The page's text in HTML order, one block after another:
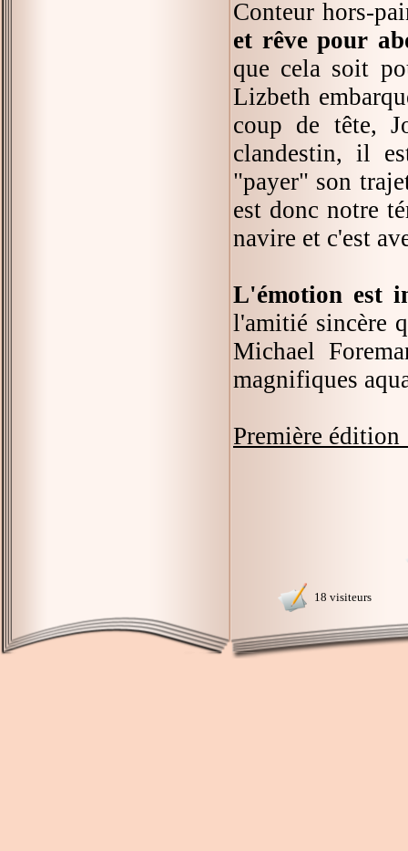
Conteur hors-
et rêve pour
que cela soit
Lizbeth
coup de tête,
clandestin, il
"payer" son
est donc notre
navire et c'est
L'émotion est
l'amitié sincère
Michael
magnifiques
Première édition
18 visiteurs